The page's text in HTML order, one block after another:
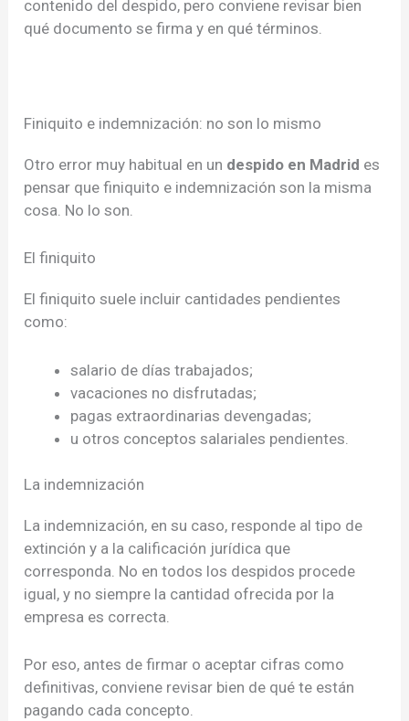
contenido del despido, pero conviene revisar bien
qué documento se firma y en qué términos.
Finiquito e indemnización: no son lo mismo
Otro error muy habitual en un despido en Madrid es
pensar que finiquito e indemnización son la misma
cosa. No lo son.
El finiquito
El finiquito suele incluir cantidades pendientes
como:
salario de días trabajados;
vacaciones no disfrutadas;
pagas extraordinarias devengadas;
u otros conceptos salariales pendientes.
La indemnización
La indemnización, en su caso, responde al tipo de
extinción y a la calificación jurídica que
corresponda. No en todos los despidos procede
igual, y no siempre la cantidad ofrecida por la
empresa es correcta.
Por eso, antes de firmar o aceptar cifras como
definitivas, conviene revisar bien de qué te están
pagando cada concepto.